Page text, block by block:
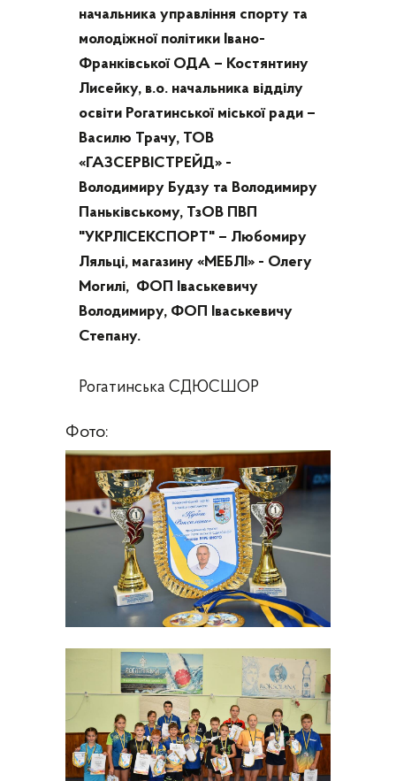
начальника управління спорту та
молодіжної політики Івано-
Франківської ОДА – Костянтину
Лисейку, в.о. начальника відділу
освіти Рогатинської міської ради –
Василю Трачу, ТОВ
«ГАЗСЕРВІСТРЕЙД» -
Володимиру Будзу та Володимиру
Паньківському, ТзОВ ПВП
"УКРЛІСЕКСПОРТ" – Любомиру
Ляльці, магазину «МЕБЛІ» - Олегу
Могилі, ФОП Іваськевичу
Володимиру, ФОП Іваськевичу
Степану.
Рогатинська СДЮСШОР
Фото: